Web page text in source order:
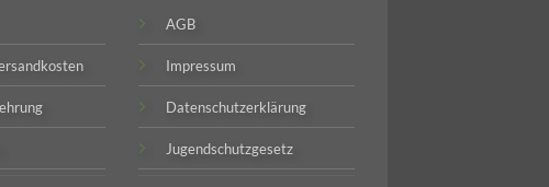
AGB
Impressum
Datenschutzerklärung
Jugendschutzgesetz